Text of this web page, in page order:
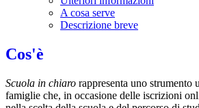
A cosa serve
Descrizione breve
Cos'è
Scuola in chiaro rappresenta uno strumento
famiglie che, in occasione delle iscrizioni